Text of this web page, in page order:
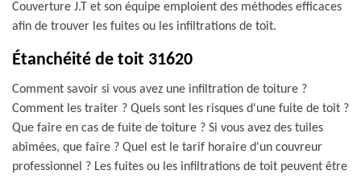
Couverture J.T et son équipe emploient des méthodes efficaces
afin de trouver les fuites ou les infiltrations de toit.
Étanchéité de toit 31620
Comment savoir si vous avez une infiltration de toiture ?
Comment les traiter ? Quels sont les risques d'une fuite de toit ?
Que faire en cas de fuite de toiture ? Si vous avez des tuiles
abîmées, que faire ? Quel est le tarif horaire d'un couvreur
professionnel ? Les fuites ou les infiltrations de toit peuvent être